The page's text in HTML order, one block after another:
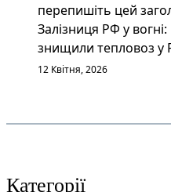
перепишіть цей
Залізниця РФ у
знищили тепловоз у
12 Квітня, 2026
Категорії